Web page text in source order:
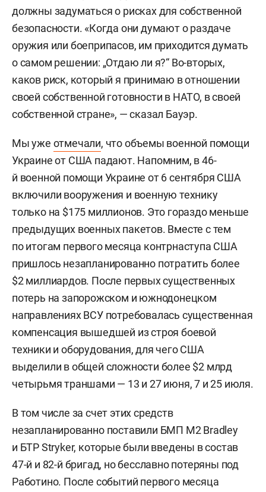
должны задуматься о рисках для собственной
безопасности. «Когда они думают о раздаче
оружия или боеприпасов, им приходится думать
о самом решении: „Отдаю ли я?“ Во-вторых,
каков риск, который я принимаю в отношении
своей собственной готовности в НАТО, в своей
собственной стране», — сказал Бауэр.
Мы уже отмечали, что объемы военной помощи
Украине от США падают. Напомним, в 46-
й военной помощи Украине от 6 сентября США
включили вооружения и военную технику
только на $175 миллионов. Это гораздо меньше
предыдущих военных пакетов. Вместе с тем
по итогам первого месяца контрнаступа США
пришлось незапланированно потратить более
$2 миллиардов. После первых существенных
потерь на запорожском и южнодонецком
направлениях ВСУ потребовалась существенная
компенсация вышедшей из строя боевой
техники и оборудования, для чего США
выделили в общей сложности более $2 млрд
четырьмя траншами — 13 и 27 июня, 7 и 25 июля.
В том числе за счет этих средств
незапланированно поставили БМП M2 Bradley
и БТР Stryker, которые были введены в состав
47-й и 82-й бригад, но бесславно потеряны под
Работино. После событий первого месяца